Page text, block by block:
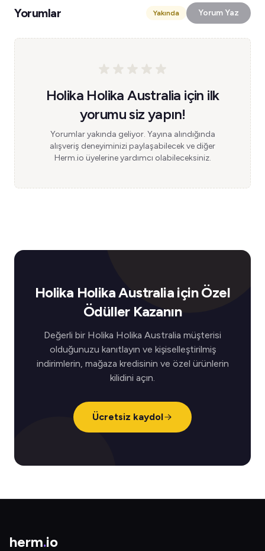
Yorumlar Yakında Yorum Yaz
Holika Holika Australia için ilk
yorumu siz yapın!
Yorumlar yakında geliyor. Yayına alındığında
alışveriş deneyiminizi paylaşabilecek ve diğer
Herm.io üyelerine yardımcı olabileceksiniz.
Holika Holika Australia için Özel
Ödüller Kazanın
Değerli bir Holika Holika Australia müşterisi
olduğunuzu kanıtlayın ve kişiselleştirilmiş
indirimlerin, mağaza kredisinin ve özel ürünlerin
kilidini açın.
Ücretsiz kaydol
herm.io